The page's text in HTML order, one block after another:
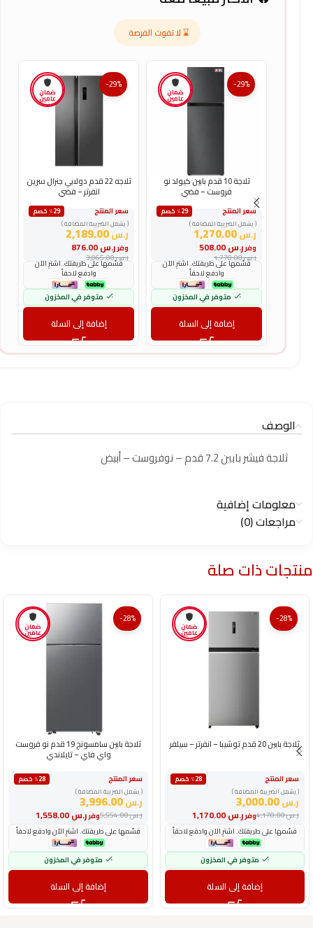
⌛ لا تفوت الفرصة
ضمان
عامين
-29%
ثلاجة 10 قدم بابين كيولد نو
فروست – فضي
سعر المنتج
٪29 خصم
( يشمل الضريبة المضافة )
ر.س1,270.00
وفرر.س
ر.س1,778.00
قسّمها على طريقتك. اشترِ الآن
وادفع لاحقاً
متوفر في المخزون
إضافة إلى السلة
ضمان
عامين
-29%
ثلاجه 22 قدم دولابي جنرال سرين
انفرتر – فضي
سعر المنتج
٪29 خصم
( يشمل الضريبة المضافة )
ر.س2,189.00
وفرر.س
ر.س3,065.00
قسّمها على طريقتك. اشترِ الآن
وادفع لاحقاً
متوفر في المخزون
إضافة إلى السلة
الوصف
ثلاجة فيشر بابين 7.2 قدم – نوفروست – أبيض
معلومات إضافية
مراجعات (0)
منتجات ذات صلة
ضمان
عامين
-28%
ثلاجة بابين 20 قدم توشيبا – انفرتر – سيلفر
سعر المنتج
٪28 خصم
( يشمل الضريبة المضافة )
ر.س3,000.00
وفرر.س ر.س4,170.00
قسّمها على طريقتك. اشترِ الآن وادفع لاحقاً
متوفر في المخزون
إضافة إلى السلة
ضمان
عامين
-28%
ثلاجة بابين سامسونج 19 قدم نو فروست
واي فاي – تايلاندي
سعر المنتج
٪28 خصم
( يشمل الضريبة المضافة )
ر.س3,996.00
وفرر.س ر.س5,554.00
قسّمها على طريقتك. اشترِ الآن وادفع لاحقاً
متوفر في المخزون
إضافة إلى السلة